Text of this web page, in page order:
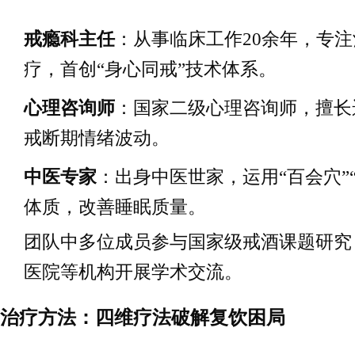
戒瘾科主任：从事临床工作20余年，专
疗，首创“身心同戒”技术体系。
心理咨询师 ：国家二级心理咨询师，擅
戒断期情绪波动。
中医专家 ：出身中医世家，运用“百会穴
体质，改善睡眠质量。
团队中多位成员参与国家级戒酒课题研
医院等机构开展学术交流。
治疗方法：四维疗法破解复饮困局